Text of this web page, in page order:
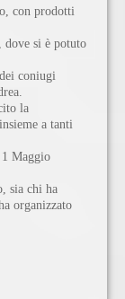
con prodotti
dove si è potuto
coniugi
la
a tanti
Maggio
sia chi ha
organizzato